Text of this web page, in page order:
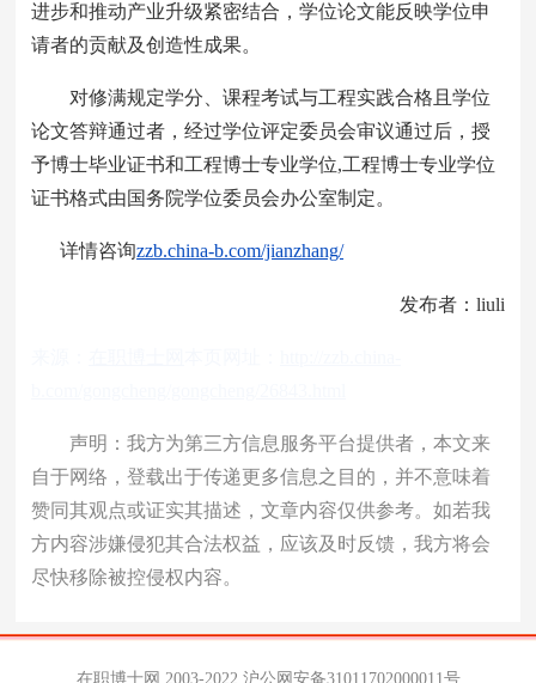
进步和推动产业升级紧密结合，学位论文能反映学位申
请者的贡献及创造性成果。
对修满规定学分、课程考试与工程实践合格且学位
论文答辩通过者，经过学位评定委员会审议通过后，授
予博士毕业证书和工程博士专业学位,工程博士专业学位
证书格式由国务院学位委员会办公室制定。
详情咨询zzb.china-b.com/jianzhang/
发布者：liuli
声明：我方为第三方信息服务平台提供者，本文来
自于网络，登载出于传递更多信息之目的，并不意味着
赞同其观点或证实其描述，文章内容仅供参考。如若我
方内容涉嫌侵犯其合法权益，应该及时反馈，我方将会
尽快移除被控侵权内容。
在职博士网 2003-2022 沪公网安备31011702000011号